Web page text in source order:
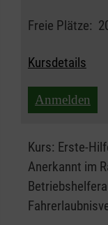
Freie Plätze:
Kursdetails
Anmelden
Kurs: Erste-
Anerkannt im